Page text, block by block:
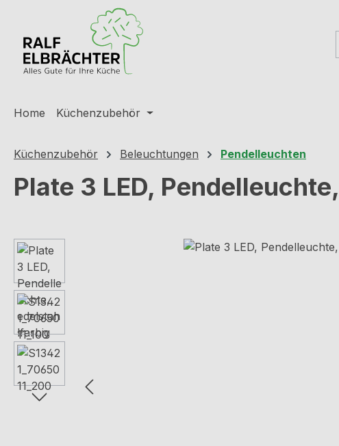
Hauptinhalt springen
Zur Suche springen
Zur Hauptnavigation springen
Home Küchenzubehör
Küchenzubehör Beleuchtungen Pendelleuchten
Plate 3 LED,
Bildergalerie überspringen